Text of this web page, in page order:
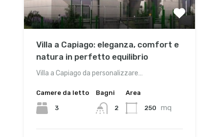
Villa a Capiago: eleganza, comfort e
natura in perfetto equilibrio
Villa a Capiago da personalizzare…
Camere da letto
3
Bagni
2
Area
250 mq